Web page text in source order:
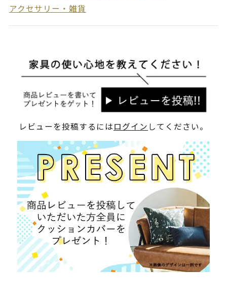
アクセサリー・雑貨
レビューを投稿するにはログイン してください。